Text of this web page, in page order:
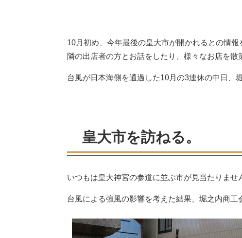
10月初め、今年最後の皇大市が開かれるとの情
隣の出店者の方とお話をしたり、様々なお店を散
台風が日本海側を通過した10月の3連休の中日、
皇大市を訪ねる。
いつもは皇大神宮の参道に並ぶ市が見当たりませ
台風による強風の影響を考えた結果、堀之内商工